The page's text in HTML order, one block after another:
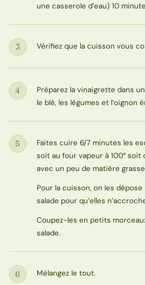
une casserole d’eau) 10
Étape
3 Vérifiez que la cuisson vous
Étape
4
Préparez la vinaigrette dans
le blé, les légumes et l’oignon
Étape
5
Faites cuire 6/7 minutes les
soit au four vapeur à 100° soit
avec un peu de matière
Pour la cuisson, on les
salade pour qu’elles
Coupez-les en petits
salade.
Étape
6 Mélangez le tout.